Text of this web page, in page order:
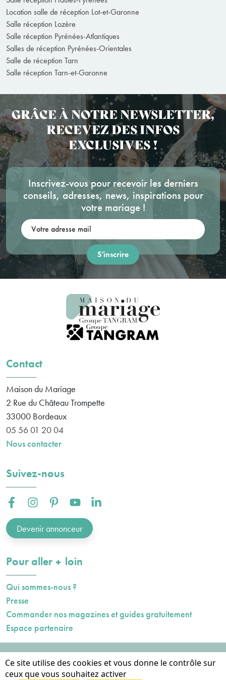
Location salle de réception Lot-et-Garonne
Salle réception Lozère
Salle réception Pyrénées-Atlantiques
Salles de réception Pyrénées-Orientales
Salle de réception Tarn
Salle réception Tarn-et-Garonne
GRÂCE À NOTRE NEWSLETTER,
RECEVEZ DES INFOS
EXCLUSIVES !
Inscrivez-vous pour recevoir les derniers
conseils, adresses, news, inspirations pour
votre mariage !
Contact
Maison du Mariage
2 Rue du Château Trompette
33000 Bordeaux
05 56 01 20 04
Nous contacter
Suivez-nous
Facebook :Instagram :Pinterest :Youtube :Linkedin :
Devenir annonceur
Pour aller plusloin
Qui sommes-nous ?
Presse
Commander nos magazines et guides gratuitement
Espace partenaire
Données personnelles
Ce site utilise des cookies et vous donne le contrôle sur
ceux que vous souhaitez activer